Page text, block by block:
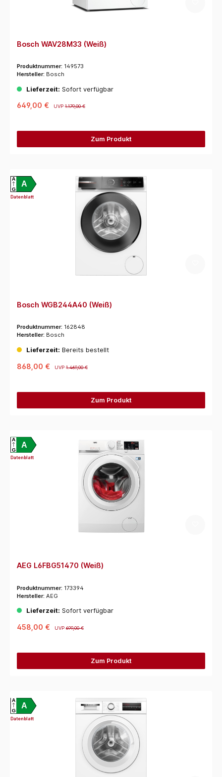
Bosch WAV28M33 (Weiß)
Produktnummer: 149573
Hersteller: Bosch
Lieferzeit: Sofort verfügbar
649,00 € UVP1.179,00 €
Zum Produkt
A
A
G
Datenblatt
Bosch WGB244A40 (Weiß)
Produktnummer: 162848
Hersteller: Bosch
Lieferzeit: Bereits bestellt
868,00 € UVP1.469,00 €
Zum Produkt
A
A
G
Datenblatt
AEG L6FBG51470 (Weiß)
Produktnummer: 173394
Hersteller: AEG
Lieferzeit: Sofort verfügbar
458,00 € UVP699,00 €
Zum Produkt
A
A
G
Datenblatt